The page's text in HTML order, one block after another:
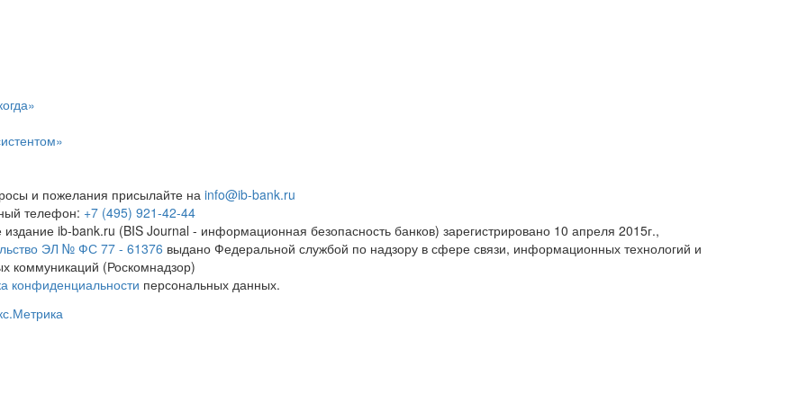
и пожелания присылайте на info@ib-bank.ru
телефон: +7 (495) 921-42-44
издание ib-bank.ru (BIS Journal - информационная безопасность банков) зарегистрировано 10 апреля 2015г.,
ЭЛ № ФС 77 - 61376 выдано Федеральной службой по надзору в сфере связи, информационных технологий и
коммуникаций (Роскомнадзор)
конфиденциальности персональных данных.